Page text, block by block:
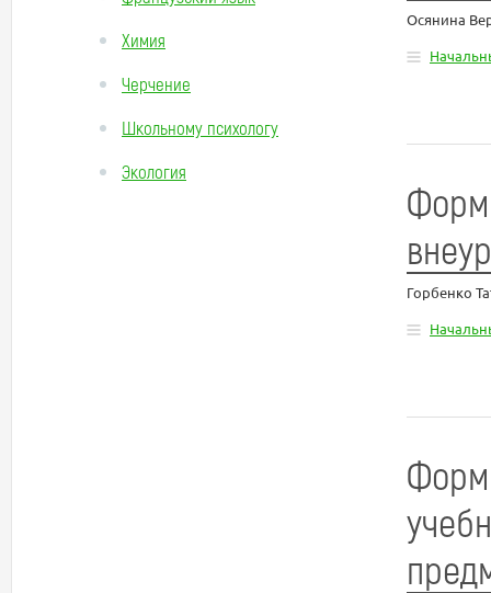
Химия
Черчение
Школьному психологу
Экология
Осянина
Горбенко